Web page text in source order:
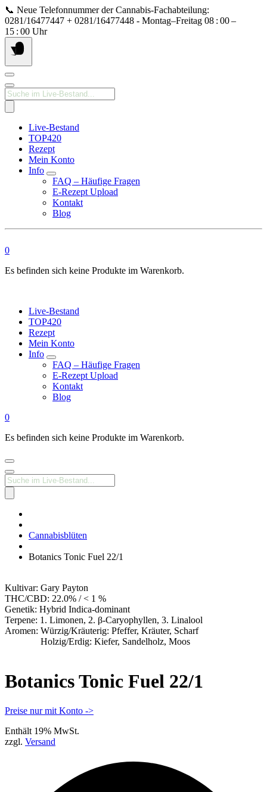
Springe
zum
Inhalt
📞 Neue Telefonnummer der Cannabis‑Fachabteilung:
0281/16477447 + 0281/16477448 - Montag–Freitag 08 : 00 –
15 : 00 Uhr
Products
search
Live-Bestand
TOP420
Rezept
Mein Konto
Info
FAQ – Häufige Fragen
E-Rezept Upload
Kontakt
Blog
0
Es befinden sich keine Produkte im Warenkorb.
Live-Bestand
TOP420
Rezept
Mein Konto
Info
FAQ – Häufige Fragen
E-Rezept Upload
Kontakt
Blog
0
Es befinden sich keine Produkte im Warenkorb.
Products
search
Apotheke
Cannabisblüten
Botanics Tonic Fuel 22/1
Kultivar: Gary Payton
THC/CBD: 22.0% / < 1 %
Genetik: Hybrid Indica-dominant
Terpene: 1. Limonen, 2. β-Caryophyllen, 3. Linalool
Aromen: Würzig/Kräuterig: Pfeffer, Kräuter, Scharf
Holzig/Erdig: Kiefer, Sandelholz, Moos
Botanics Tonic Fuel 22/1
Preise nur mit Konto ->
Enthält 19% MwSt.
zzgl. Versand